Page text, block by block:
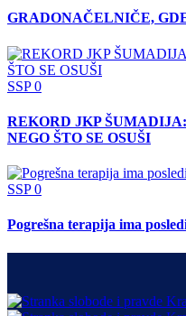
GRADONAČELNIČE,
SSP0
REKORD JKP
NEGO ŠTO SE OSUŠI
SSP0
Pogrešna terapija ima